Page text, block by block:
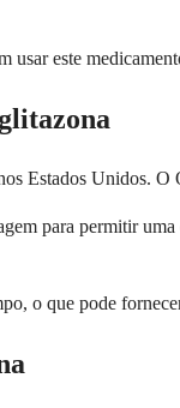
usar este
Estados Unidos.
para permitir
o que pode